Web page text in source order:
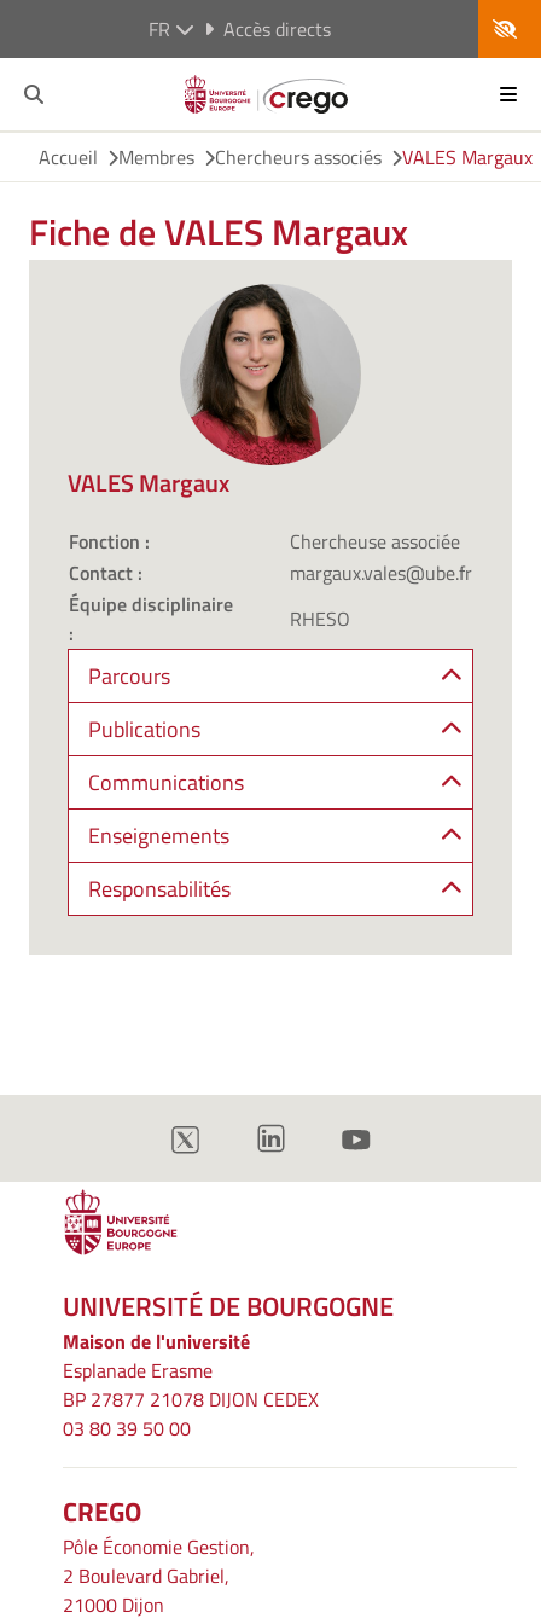
FR Accès directs
Accueil Membres Chercheurs associés VALES Margaux
Fiche de VALES Margaux
VALES Margaux
Fonction :
Chercheuse associée
Contact :
margaux.vales@ube.fr
Équipe disciplinaire
:
RHESO
Parcours
Publications
Communications
Enseignements
Responsabilités
UNIVERSITÉ DE BOURGOGNE
Maison de l'université
Esplanade Erasme
BP 27877 21078 DIJON CEDEX
03 80 39 50 00
CREGO
Pôle Économie Gestion,
2 Boulevard Gabriel,
21000 Dijon